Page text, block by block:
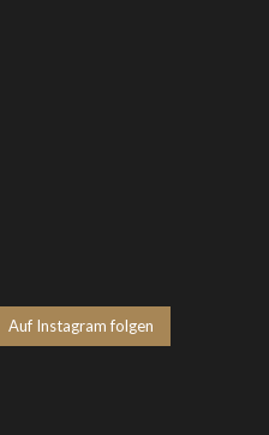
Auf Instagram folgen